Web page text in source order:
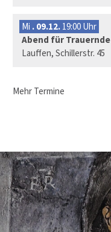
Mi . 09.12. 19:00 Uhr
Abend für Trauernde
Lauffen, Schillerstr. 45
Mehr Termine